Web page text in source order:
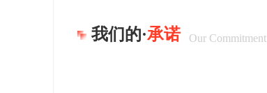
我们的·承诺 Our Commitment